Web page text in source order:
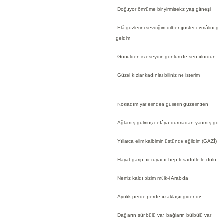
Doğuyor ömrüme bir yirmisekiz yaş güneşi
Elâ gözlerini sevdiğim dilber göster cemâlini
geldim
Gönülden isteseydin gönlümde sen olurdun
Güzel kızlar kadınlar biliniz ne isterim
Kokladım yar elinden güllerin güzelinden
Ağlamış gülmüş cefâya durmadan yanmış
Yıllarca elim kalbimin üstünde eğildim (GAZİ)
Hayat garip bir rüyadır hep tesadüflerle dolu
Nemiz kaldı bizim mülk-i Arab'da
Ayrılık perde perde uzaklaşır gider de
Dağların sünbülü var, bağların bülbülü var